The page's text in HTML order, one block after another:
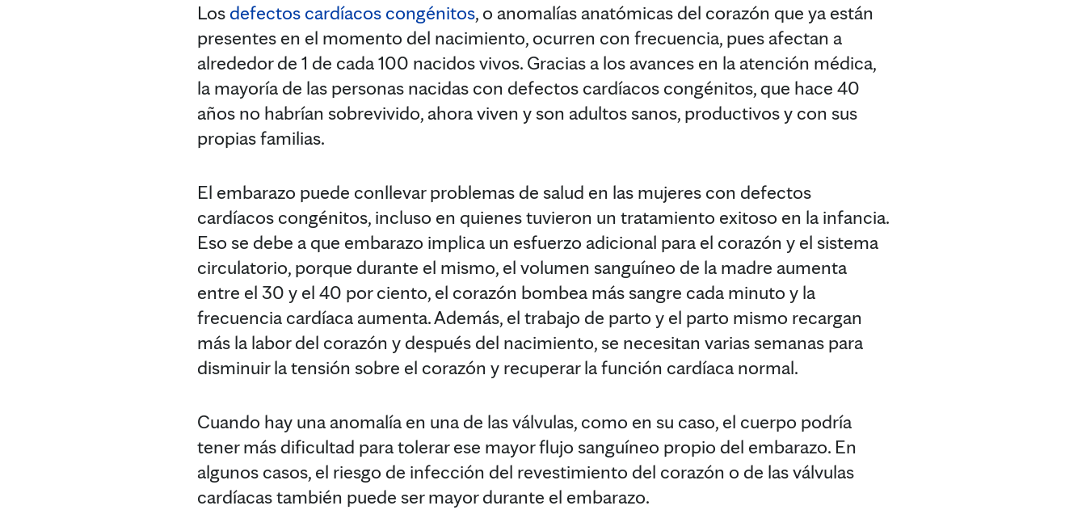
Los defectos cardíacos congénitos, o anomalías anatómicas del corazón que ya están
presentes en el momento del nacimiento, ocurren con frecuencia, pues afectan a
alrededor de 1 de cada 100 nacidos vivos. Gracias a los avances en la atención médica,
la mayoría de las personas nacidas con defectos cardíacos congénitos, que hace 40
años no habrían sobrevivido, ahora viven y son adultos sanos, productivos y con sus
propias familias.
El embarazo puede conllevar problemas de salud en las mujeres con defectos
cardíacos congénitos, incluso en quienes tuvieron un tratamiento exitoso en la infancia.
Eso se debe a que embarazo implica un esfuerzo adicional para el corazón y el sistema
circulatorio, porque durante el mismo, el volumen sanguíneo de la madre aumenta
entre el 30 y el 40 por ciento, el corazón bombea más sangre cada minuto y la
frecuencia cardíaca aumenta. Además, el trabajo de parto y el parto mismo recargan
más la labor del corazón y después del nacimiento, se necesitan varias semanas para
disminuir la tensión sobre el corazón y recuperar la función cardíaca normal.
Cuando hay una anomalía en una de las válvulas, como en su caso, el cuerpo podría
tener más dificultad para tolerar ese mayor flujo sanguíneo propio del embarazo. En
algunos casos, el riesgo de infección del revestimiento del corazón o de las válvulas
cardíacas también puede ser mayor durante el embarazo.